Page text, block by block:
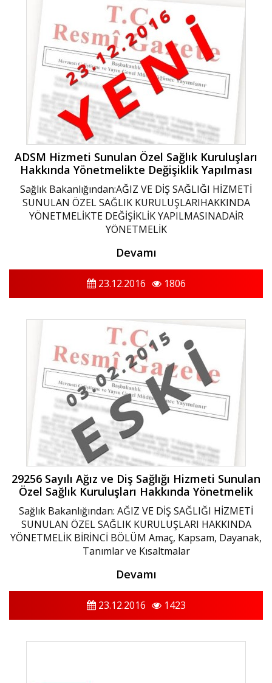
ADSM Hizmeti Sunulan Özel Sağlık Kuruluşları
Hakkında Yönetmelikte Değişiklik Yapılması
Sağlık Bakanlığından:AĞIZ VE DİŞ SAĞLIĞI HİZMETİ
SUNULAN ÖZEL SAĞLIK KURULUŞLARIHAKKINDA
YÖNETMELİKTE DEĞİŞİKLİK YAPILMASINADAİR
YÖNETMELİK
Devamı
23.12.2016 1806
29256 Sayılı Ağız ve Diş Sağlığı Hizmeti Sunulan
Özel Sağlık Kuruluşları Hakkında Yönetmelik
Sağlık Bakanlığından: AĞIZ VE DİŞ SAĞLIĞI HİZMETİ
SUNULAN ÖZEL SAĞLIK KURULUŞLARI HAKKINDA
YÖNETMELİK BİRİNCİ BÖLÜM Amaç, Kapsam, Dayanak,
Tanımlar ve Kısaltmalar
Devamı
23.12.2016 1423